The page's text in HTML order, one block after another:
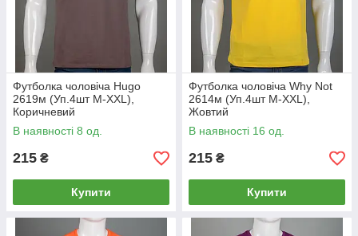
Футболка чоловіча Hugo
2619м (Уп.4шт M-XXL),
Коричневий
В наявності 8 од.
215 ₴
Купити
Футболка чоловіча Why Not
2614м (Уп.4шт M-XXL),
Жовтий
В наявності 16 од.
215 ₴
Купити